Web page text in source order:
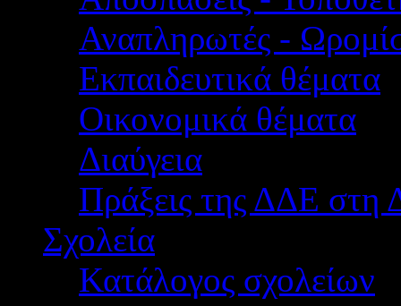
Αναπληρωτές -
Εκπαιδευτικά θέματα
Οικονομικά θέματα
Διαύγεια
Πράξεις της ΔΔΕ στη
Σχολεία
Κατάλογος σχολείων